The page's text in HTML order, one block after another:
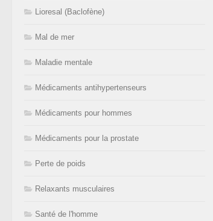
Lioresal (Baclofène)
Mal de mer
Maladie mentale
Médicaments antihypertenseurs
Médicaments pour hommes
Médicaments pour la prostate
Perte de poids
Relaxants musculaires
Santé de l'homme